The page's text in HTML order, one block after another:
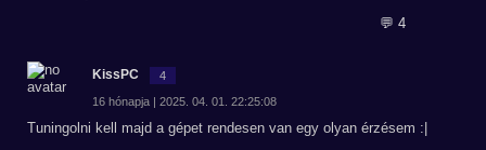
💬 4
KissPC 4
16 hónapja | 2025. 04. 01. 22:25:08
Tuningolni kell majd a gépet rendesen van egy olyan érzésem :|